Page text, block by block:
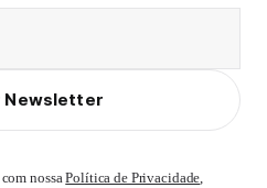
Newsletter
nossaPolítica de Privacidade,